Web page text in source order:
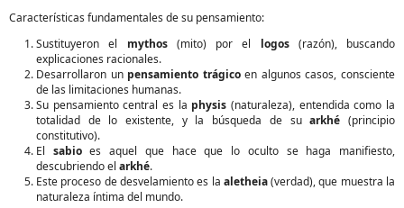
Características fundamentales de su pensamiento:
Sustituyeron el mythos(mito) por el logos(razón), buscando
explicaciones racionales.
Desarrollaron un pensamiento trágicoen algunos casos, consciente
de las limitaciones humanas.
Su pensamiento central es la physis (naturaleza), entendida como la
totalidad de lo existente, y la búsqueda de suarkhé (principio
constitutivo).
El sabioes aquel que hace que lo oculto se haga manifiesto,
descubriendo el arkhé.
Este proceso de desvelamiento es la aletheia(verdad), que muestra la
naturaleza íntima del mundo.